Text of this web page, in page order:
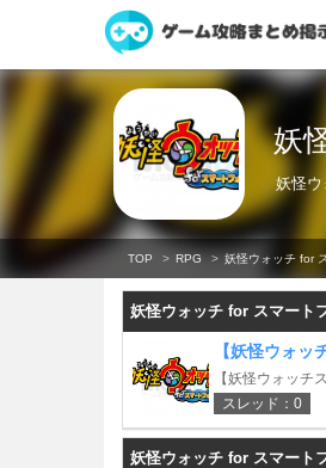
妖
妖怪
TOP RPG 妖怪ウォッチ for
妖怪ウォッチ for スマート
【妖怪ウォッ
【妖怪ウォッチ
スレッド：0
妖怪ウォッチ for スマート